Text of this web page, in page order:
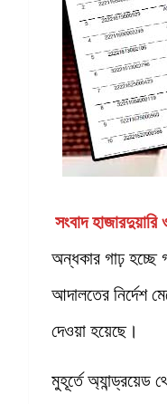
সংবাদ
অন্ধকার গাঢ় হচ্ছে
আদালতের নির্দেশ
দেওয়া হয়েছে।
মুহূর্তে অ্যান্ড্রয়েড